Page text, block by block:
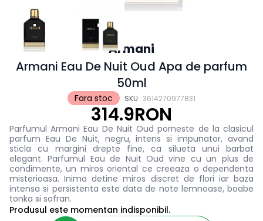
Fara stoc SKU 3614270977831
Armani
Armani Eau De Nuit Oud Apa de parfum
50ml
314.9RON
Parfumul Armani Eau De Nuit Oud porneste de la clasicul
parfum Eau De Nuit, negru, intens si impunator, avand
sticla cu margini drepte fine, ca silueta unui barbat
elegant. Parfumul Eau de Nuit Oud vine cu un plus de
condimente, un miros oriental ce creeaza o dependenta
misterioasa. Inima detine miros discret de flori iar baza
intensa si persistenta este data de note lemnoase, boabe
tonka si sofran.
Produsul este momentan indisponibil.